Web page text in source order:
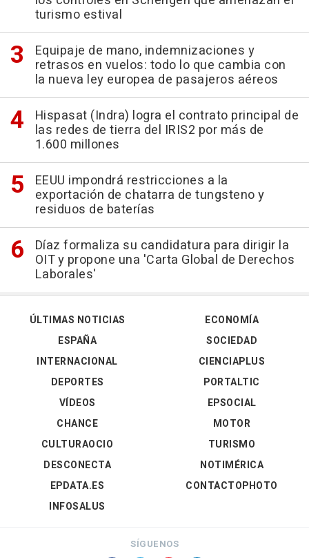
turismo estival
Equipaje de mano, indemnizaciones y
retrasos en vuelos: todo lo que cambia con
la nueva ley europea de pasajeros aéreos
Hispasat (Indra) logra el contrato principal de
las redes de tierra del IRIS2 por más de
1.600 millones
EEUU impondrá restricciones a la
exportación de chatarra de tungsteno y
residuos de baterías
Díaz formaliza su candidatura para dirigir la
OIT y propone una 'Carta Global de Derechos
Laborales'
ÚLTIMAS NOTICIAS
ESPAÑA
INTERNACIONAL
DEPORTES
VÍDEOS
ECONOMÍA
SOCIEDAD
CIENCIAPLUS
PORTALTIC
EPSOCIAL
CHANCE
CULTURAOCIO
DESCONECTA
EPDATA.ES
INFOSALUS
MOTOR
TURISMO
NOTIMÉRICA
CONTACTOPHOTO
SÍGUENOS